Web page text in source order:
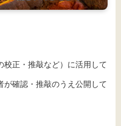
正・推敲など）に活用して
が確認・推敲のうえ公開して